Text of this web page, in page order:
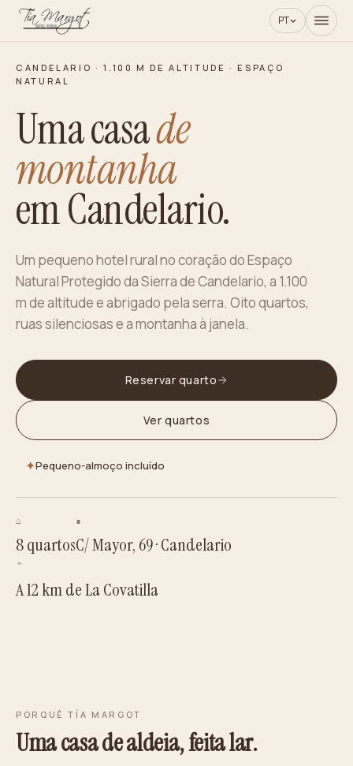
PT
CANDELARIO · 1.100 M DE ALTITUDE · ESPAÇO
NATURAL
Uma casade
montanha
em Candelario.
Um pequeno hotel rural no coração do Espaço
Natural Protegido da Sierra de Candelario, a 1.100
m de altitude e abrigado pela serra. Oito quartos,
ruas silenciosas e a montanha à janela.
Reservar quarto
Ver quartos
✦Pequeno-almoço incluído
⌂
8 quartos
∎
C/ Mayor, 69 · Candelario
⌃
A 12 km de La Covatilla
PORQUÊ TÍA MARGOT
Uma casa de aldeia, feita lar.